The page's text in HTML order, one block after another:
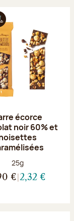
écorce
noir 60% et
Poids net :
25g
€ 2,32 €